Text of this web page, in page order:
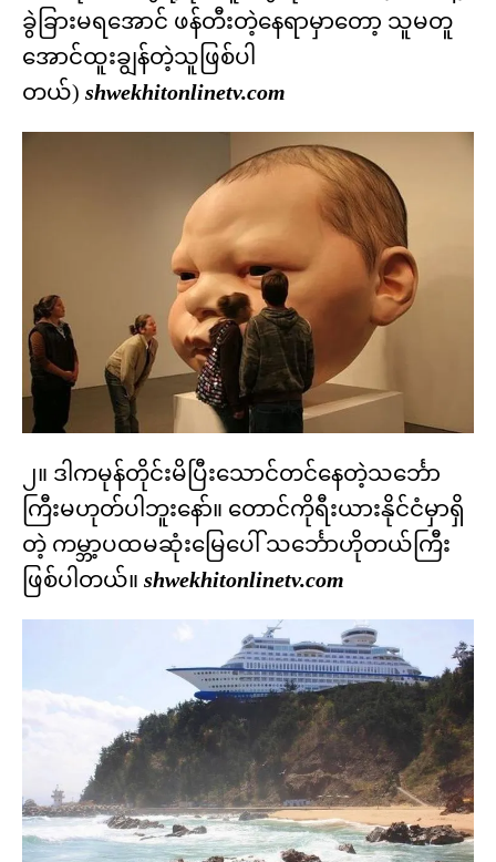
ခွဲခြားမရအောင် ဖန်တီးတဲ့နေရာမှာတော့ သူမတူ
အောင်ထူးချွန်တဲ့သူဖြစ်ပါ
တယ်) shwekhitonlinetv.com
၂။ ဒါကမုန်တိုင်းမိပြီးသောင်တင်နေတဲ့သင်္ဘော
ကြီးမဟုတ်ပါဘူးနော်။ တောင်ကိုရီးယားနိုင်ငံမှာရှိ
တဲ့ ကမ္ဘာ့ပထမဆုံးမြေပေါ် သင်္ဘောဟိုတယ်ကြီး
ဖြစ်ပါတယ်။ shwekhitonlinetv.com